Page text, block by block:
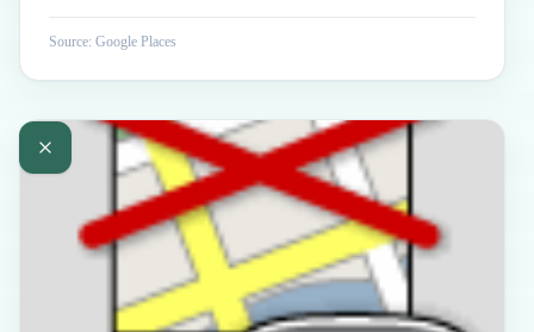
Source: Google Places